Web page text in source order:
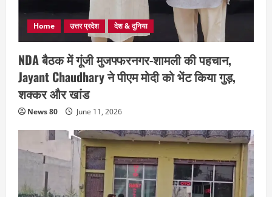
Home उत्तर प्रदेश देश & दुनिया
NDA बैठक में गूंजी मुजफ्फरनगर-शामली की पहचान,
Jayant Chaudhary ने पीएम मोदी को भेंट किया गुड़,
शक्कर और खांड
News 80 June 11, 2026